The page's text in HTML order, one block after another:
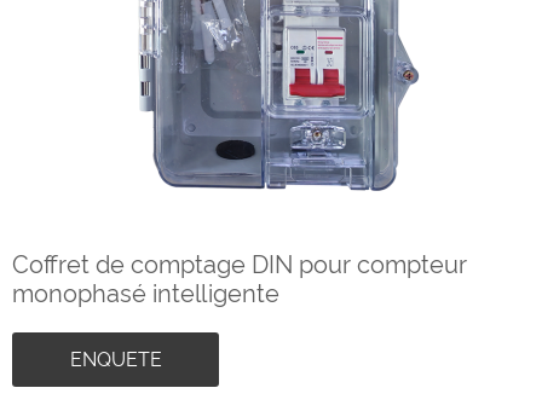
Coffret de comptage DIN pour compteur
monophasé intelligente
ENQUETE